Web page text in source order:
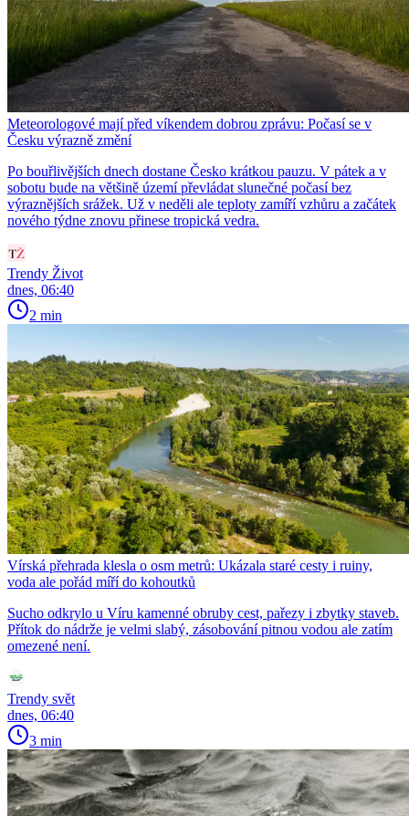
Meteorologové mají před víkendem dobrou zprávu: Počasí se v
Česku výrazně změní
Po bouřlivějších dnech dostane Česko krátkou pauzu. V pátek a v
sobotu bude na většině území převládat slunečné počasí bez
výraznějších srážek. Už v neděli ale teploty zamíří vzhůru a začátek
nového týdne znovu přinese tropická vedra.
Trendy Život
dnes, 06:40
2 min
Vírská přehrada klesla o osm metrů: Ukázala staré cesty i ruiny,
voda ale pořád míří do kohoutků
Sucho odkrylo u Víru kamenné obruby cest, pařezy i zbytky staveb.
Přítok do nádrže je velmi slabý, zásobování pitnou vodou ale zatím
omezené není.
Trendy svět
dnes, 06:40
3 min